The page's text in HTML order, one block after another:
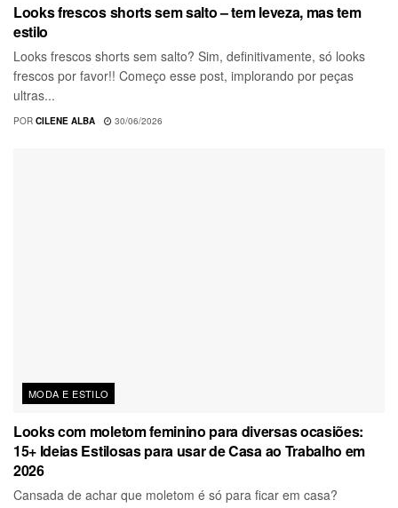
Looks frescos shorts sem salto – tem leveza, mas tem
estilo
Looks frescos shorts sem salto? Sim, definitivamente, só looks
frescos por favor!! Começo esse post, implorando por peças
ultras...
POR CILENE ALBA 30/06/2026
MODA E ESTILO
Looks com moletom feminino para diversas ocasiões:
15+ Ideias Estilosas para usar de Casa ao Trabalho em
2026
Cansada de achar que moletom é só para ficar em casa?